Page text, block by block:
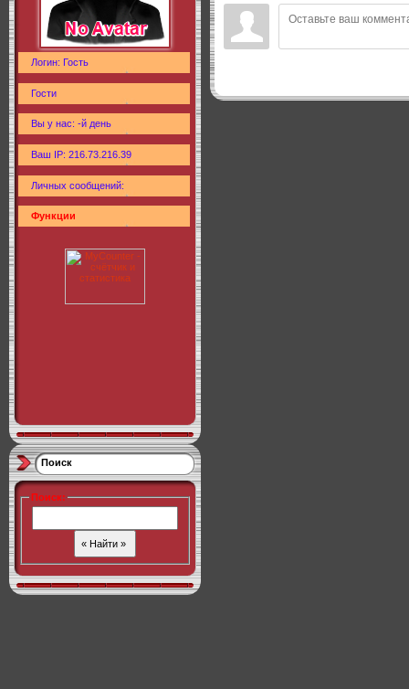
Логин: Гость
Гости
Вы у нас: -й день
Ваш IP: 216.73.216.39
Личных сообщений:
Функции
Поиск
Поиск: